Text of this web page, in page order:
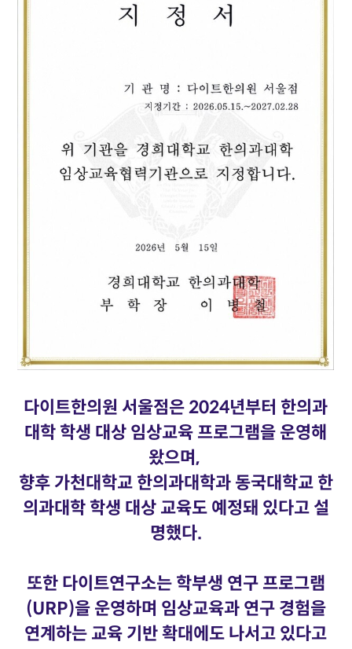
다이트한의원 서울점은 2024년부터 한의과
대학 학생 대상 임상교육 프로그램을 운영해
왔으며,
향후 가천대학교 한의과대학과 동국대학교 한
의과대학 학생 대상 교육도 예정돼 있다고 설
명했다.
또한 다이트연구소는 학부생 연구 프로그램
(URP)을 운영하며 임상교육과 연구 경험을
연계하는 교육 기반 확대에도 나서고 있다고